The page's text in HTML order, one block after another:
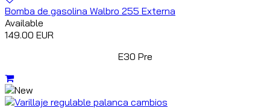
Bomba de gasolina Walbro 255 Externa
Available
149.00 EUR
E30 Pre